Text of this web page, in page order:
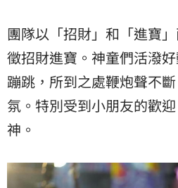
團隊以「招財」和「進寶
徵招財進寶。神童們活潑
蹦跳，所到之處鞭炮聲不
氛。特別受到小朋友的歡
神。